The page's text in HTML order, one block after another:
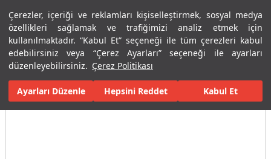
Çerezler, içeriği ve reklamları kişiselleştirmek, sosyal medya
özellikleri sağlamak ve trafiğimizi analiz etmek için
kullanılmaktadır. “Kabul Et” seçeneği ile tüm çerezleri kabul
edebilirsiniz veya “Çerez Ayarları” seçeneği ile ayarları
düzenleyebilirsiniz. Çerez Politikası
Ayarları Düzenle Hepsini Reddet Kabul Et
Menü Menü
Ana Sayfa Karolar Konut İçi Alanlar Banyo Seramikleri
Tüm Görseller(10)